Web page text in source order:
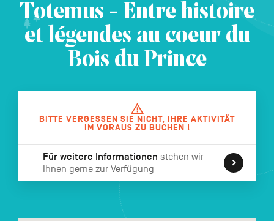
secondaire
Totemus - Entre histoire
et légendes au coeur du
Bois du Prince
BITTE VERGESSEN SIE NICHT, IHRE AKTIVITÄT
IM VORAUS ZU BUCHEN !
Für weitere Informationen stehen wir
Ihnen gerne zur Verfügung